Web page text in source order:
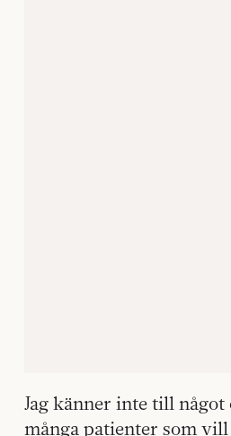
Jag känner inte till
många patienter som